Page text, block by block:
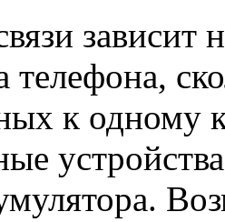
зависит
телефона,
к одному